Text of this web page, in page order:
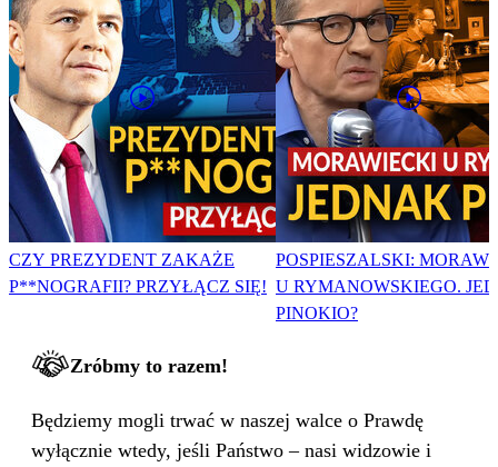
CZY PREZYDENT ZAKAŻE
P**NOGRAFII? PRZYŁĄCZ SIĘ!
POSPIESZALSKI:
U RYMANOWSKIEGO.
PINOKIO?
Zróbmy to razem!
Będziemy mogli trwać w naszej walce o Prawdę
wyłącznie wtedy, jeśli Państwo – nasi widzowie i